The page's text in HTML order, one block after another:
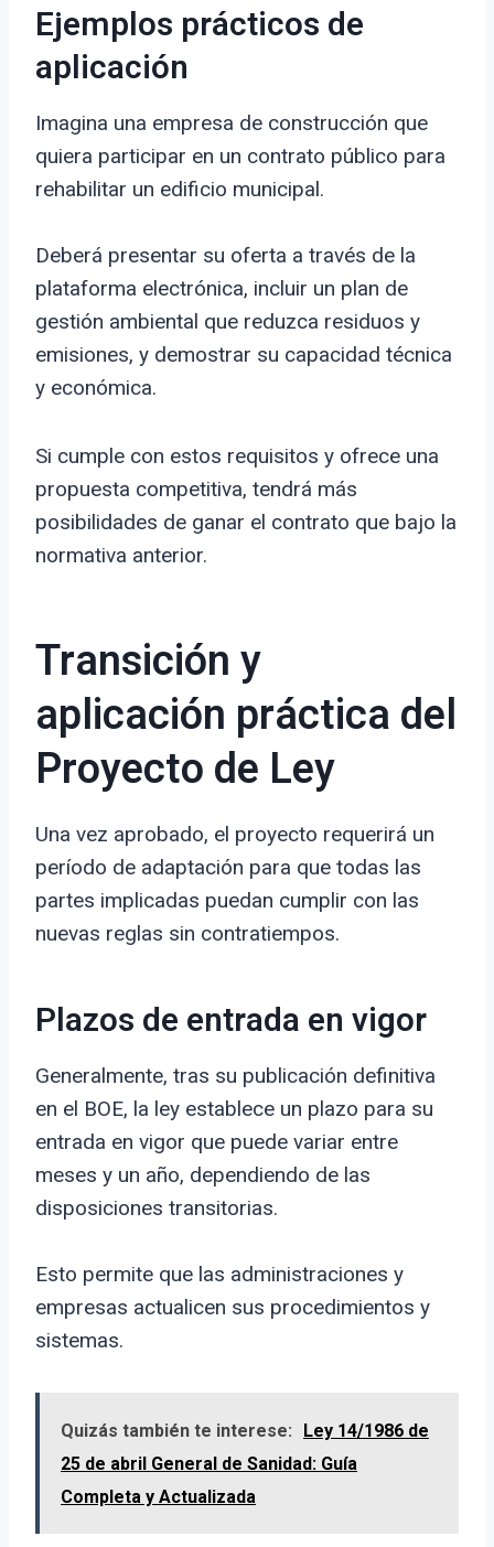
Ejemplos prácticos de
aplicación
Imagina una empresa de construcción que
quiera participar en un contrato público para
rehabilitar un edificio municipal.
Deberá presentar su oferta a través de la
plataforma electrónica, incluir un plan de
gestión ambiental que reduzca residuos y
emisiones, y demostrar su capacidad técnica
y económica.
Si cumple con estos requisitos y ofrece una
propuesta competitiva, tendrá más
posibilidades de ganar el contrato que bajo la
normativa anterior.
Transición y
aplicación práctica del
Proyecto de Ley
Una vez aprobado, el proyecto requerirá un
período de adaptación para que todas las
partes implicadas puedan cumplir con las
nuevas reglas sin contratiempos.
Plazos de entrada en vigor
Generalmente, tras su publicación definitiva
en el BOE, la ley establece un plazo para su
entrada en vigor que puede variar entre
meses y un año, dependiendo de las
disposiciones transitorias.
Esto permite que las administraciones y
empresas actualicen sus procedimientos y
sistemas.
Quizás también te interese:
Ley 14/1986 de
25 de abril General de Sanidad: Guía
Completa y Actualizada